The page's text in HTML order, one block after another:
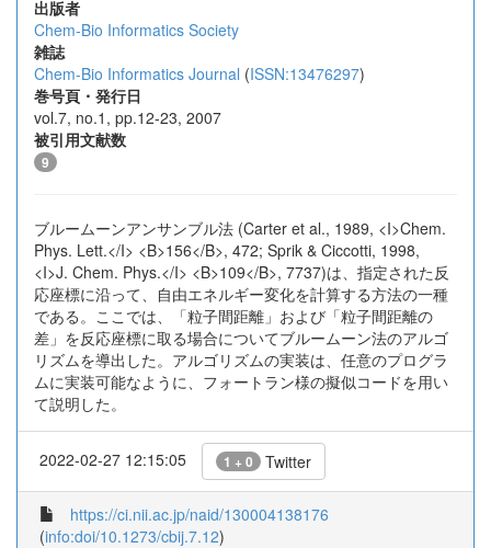
出版者
Chem-Bio Informatics Society
雑誌
Chem-Bio Informatics Journal (ISSN:13476297)
巻号頁・発行日
vol.7, no.1, pp.12-23, 2007
被引用文献数
9
ブルームーンアンサンブル法 (Carter et al., 1989, <I>Chem.
Phys. Lett.</I> <B>156</B>, 472; Sprik & Ciccotti, 1998,
<I>J. Chem. Phys.</I> <B>109</B>, 7737)は、指定された反
応座標に沿って、自由エネルギー変化を計算する方法の一種
である。ここでは、「粒子間距離」および「粒子間距離の
差」を反応座標に取る場合についてブルームーン法のアルゴ
リズムを導出した。アルゴリズムの実装は、任意のプログラ
ムに実装可能なように、フォートラン様の擬似コードを用い
て説明した。
2022-02-27 12:15:05 1 + 0 Twitter
https://ci.nii.ac.jp/naid/130004138176
(info:doi/10.1273/cbij.7.12)